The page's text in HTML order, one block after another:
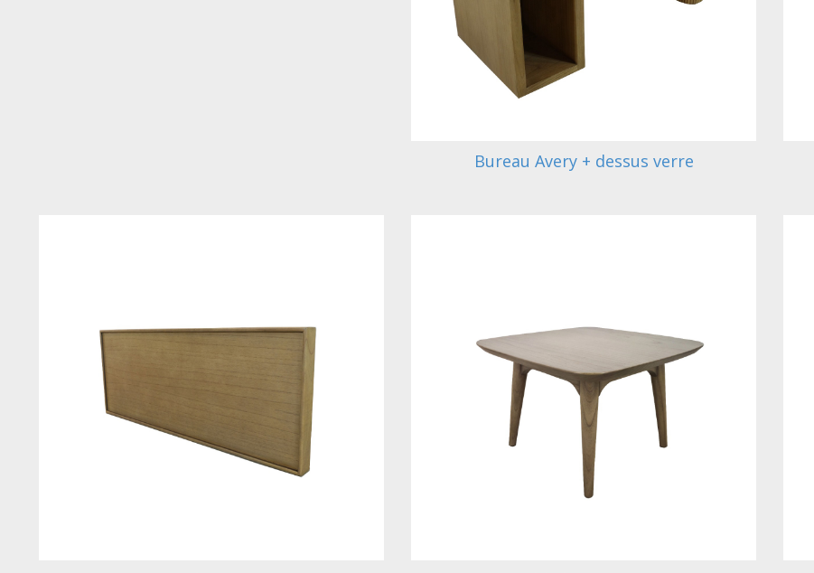
Bureau Avery + dessus verre